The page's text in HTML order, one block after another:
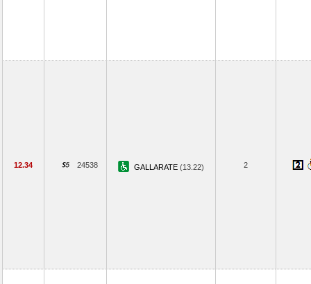
12.34 24538 GALLARATE (13.22) 2